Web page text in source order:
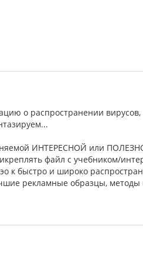
о распространении
ИНТЕРЕСНОЙ или
файл с учебником/
к быстро и широко
рекламные образцы,